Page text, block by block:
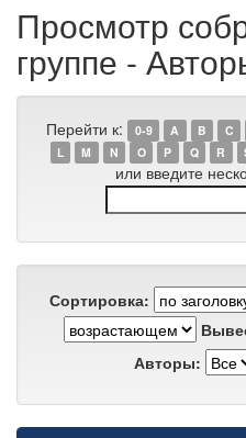
Просмотр
группе -
Перейти к: 0-9 A B C
L
M N O P Q R
или введите
Сортировка:
Авторы: